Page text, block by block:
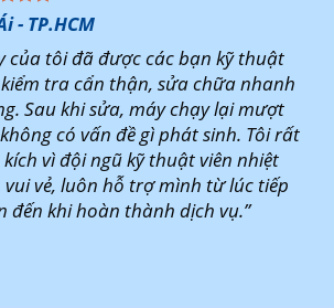
- TP.HCM
của tôi đã được các bạn kỹ thuật
tra cẩn thận, sửa chữa nhanh
Sau khi sửa, máy chạy lại mượt
có vấn đề gì phát sinh. Tôi rất
vì đội ngũ kỹ thuật viên nhiệt
vẻ, luôn hỗ trợ mình từ lúc tiếp
đến khi hoàn thành dịch vụ.”